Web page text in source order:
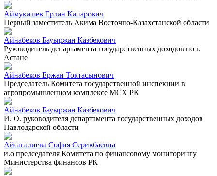
Аймукашев Ерлан Капарович
Первый заместитель Акима Восточно-Казахстанской области
Айнабеков Бауыржан Казбекович
Руководитель департамента государственных доходов по г.
Астане
Айнабеков Ержан Токтасынович
Председатель Комитета государственной инспекции в
агропромышленном комплексе МСХ РК
Айнабеков Бауыржан Казбекович
И. О. руководителя департамента государственных доходов
Павлодарской области
Айсагалиева София Серикбаевна
и.о.председателя Комитета по финансовому мониторингу
Министерства финансов РК